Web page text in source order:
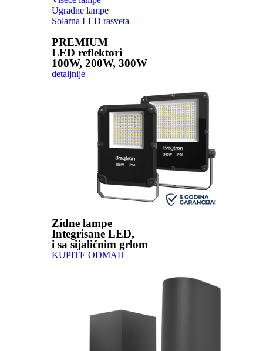
Ugradne lampe
Solarna LED rasveta
PREMIUM
LED reflektori
100W, 200W, 300W
detaljnije
Zidne lampe
Integrisane LED,
i sa sijaličnim grlom
KUPITE ODMAH